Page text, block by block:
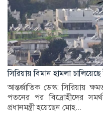
সিরিয়ায় বিমান হামলা
আন্তর্জাতিক ডেস্ক: সিরিয়ায়
পতনের পর বিদ্রোহীদের
প্রধানমন্ত্রী হয়েছেন মোহ...